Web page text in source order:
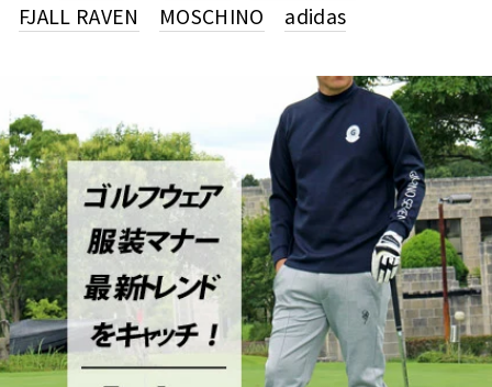
FJALL RAVEN
MOSCHINO adidas